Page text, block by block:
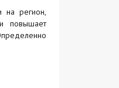
на регион,
повышает